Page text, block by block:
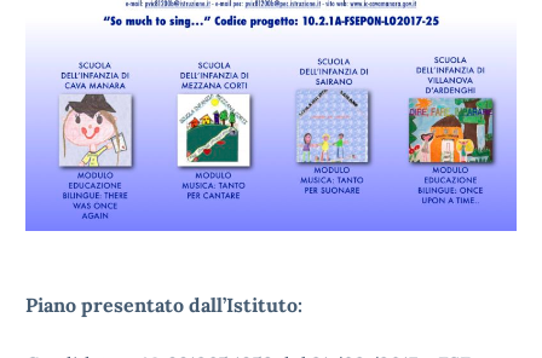
Piano presentato dall’Istituto: